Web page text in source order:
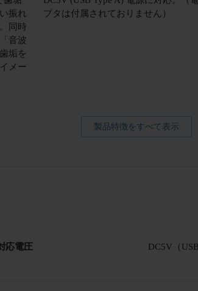
振れ
同時
音波
垢を
メー
プタは付属されておりません）
製品特徴をすべて表示
応電圧 DC5V（